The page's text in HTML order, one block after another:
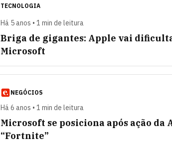
TECNOLOGIA
Há 5 anos • 1 min de leitura
Briga de gigantes: Apple vai
Microsoft
NEGÓCIOS
Há 6 anos • 1 min de leitura
Microsoft se posiciona após ação
“Fortnite”